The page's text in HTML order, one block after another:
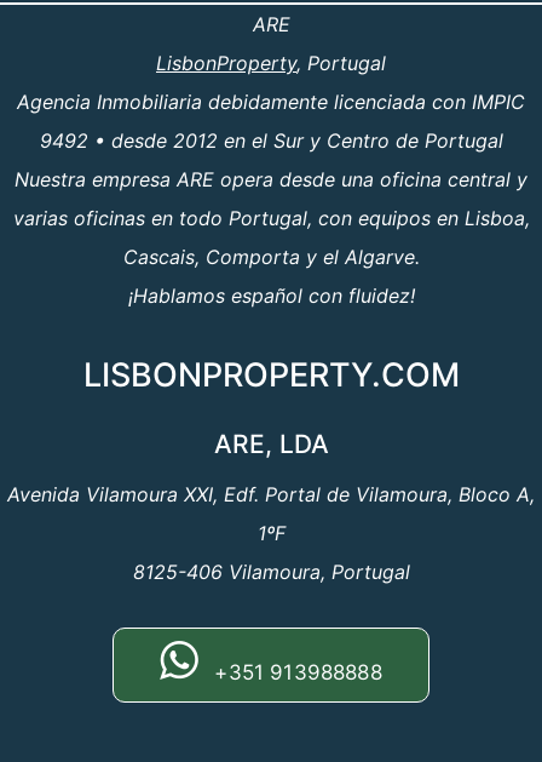
ARE
LisbonProperty, Portugal
Agencia Inmobiliaria debidamente licenciada con IMPIC
9492 • desde 2012 en el Sur y Centro de Portugal
Nuestra empresa ARE opera desde una oficina central y
varias oficinas en todo Portugal, con equipos en Lisboa,
Cascais, Comporta y el Algarve.
¡Hablamos español con fluidez!
LISBONPROPERTY.COM
ARE, LDA
Avenida Vilamoura XXI, Edf. Portal de Vilamoura, Bloco A,
1ºF
8125-406 Vilamoura, Portugal
+351 913988888